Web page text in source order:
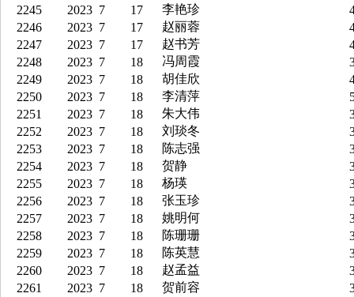
2245
2023 7 17 李艳珍
2246
2023 7 17 赵丽蓉
2247
2023 7 17 赵书芳
2248
2023 7 18 冯周霞
2249
2023 7 18 胡佳欣
2250
2023 7 18 李清萍
2251
2023 7 18 朱大伟
2252
2023 7 18 刘琰冬
2253
2023 7 18 陈志强
2254
2023 7 18 贺静
2255
2023 7 18 杨瑛
2256
2023 7 18 张玉珍
2257
2023 7 18 姚明何
2258
2023 7 18 陈珊珊
2259
2023 7 18 陈英慧
2260
2023 7 18 赵孟益
2261
2023 7 18 贺前容